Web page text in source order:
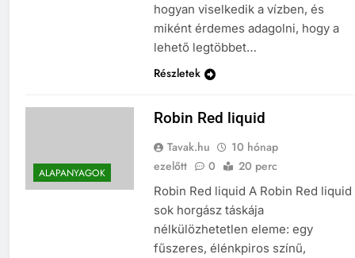
hogyan viselkedik a vízben, és
miként érdemes adagolni, hogy a
lehető legtöbbet…
Részletek
ALAPANYAGOK
Robin Red liquid
Tavak.hu
10 hónap
ezelőtt
0 20 perc
Robin Red liquid A Robin Red liquid
sok horgász táskája
nélkülözhetetlen eleme: egy
fűszeres, élénkpiros színű,